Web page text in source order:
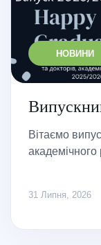
НОВИНИ
Вітаємо
31 Липня, 2026